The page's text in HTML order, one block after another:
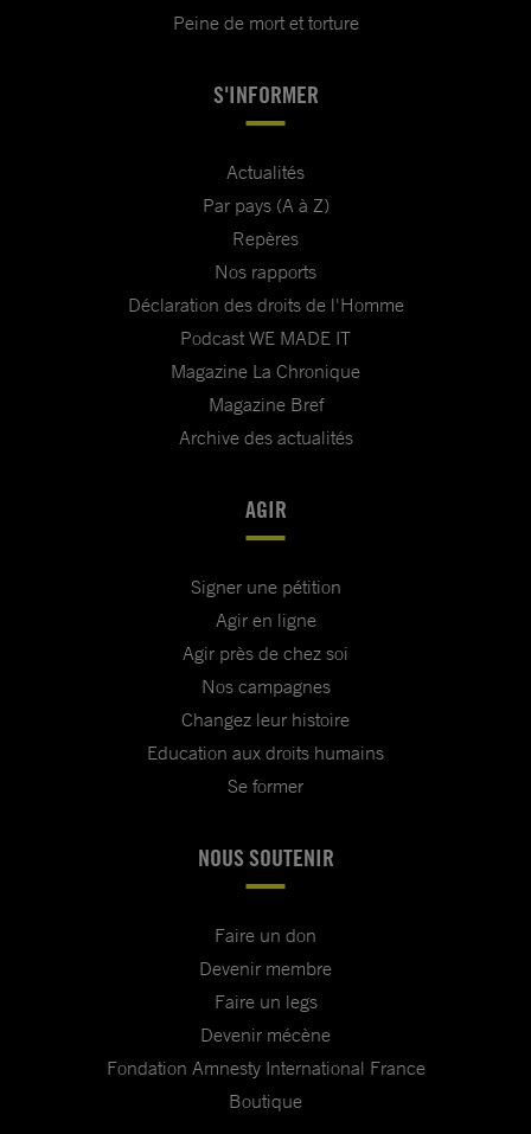
Peine de mort et torture
S'INFORMER
Actualités
Par pays (A à Z)
Repères
Nos rapports
Déclaration des droits de l'Homme
Podcast WE MADE IT
Magazine La Chronique
Magazine Bref
Archive des actualités
AGIR
Signer une pétition
Agir en ligne
Agir près de chez soi
Nos campagnes
Changez leur histoire
Education aux droits humains
Se former
NOUS SOUTENIR
Faire un don
Devenir membre
Faire un legs
Devenir mécène
Fondation Amnesty International France
Boutique